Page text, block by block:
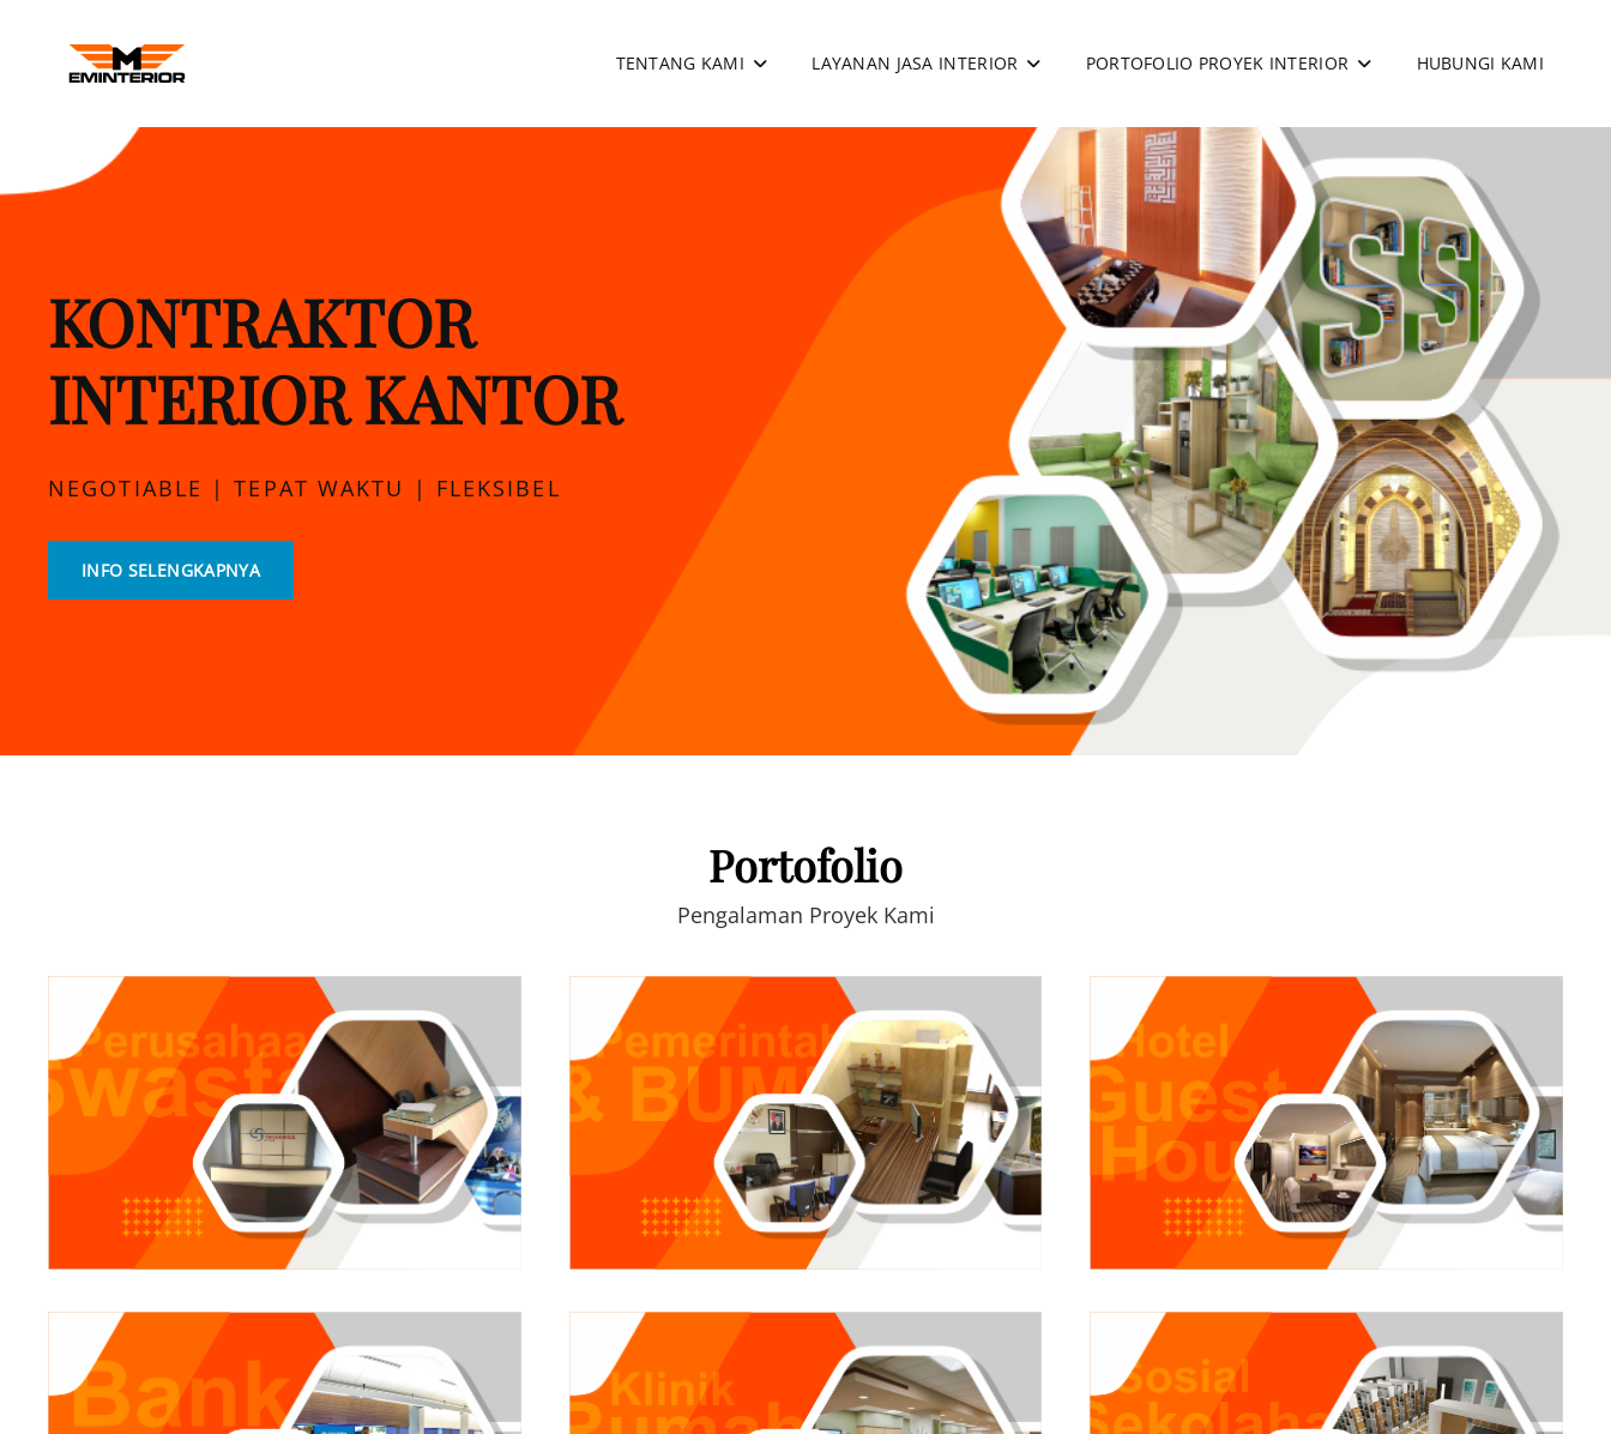
TENTANG KAMI LAYANAN JASA INTERIOR PORTOFOLIO PROYEK INTERIOR HUBUNGI KAMI
KONTRAKTOR
INTERIOR KANTOR
NEGOTIABLE | TEPAT WAKTU | FLEKSIBEL
INFO SELENGKAPNYAINFO
SELENGKAPNYA
Portofolio
Pengalaman Proyek Kami